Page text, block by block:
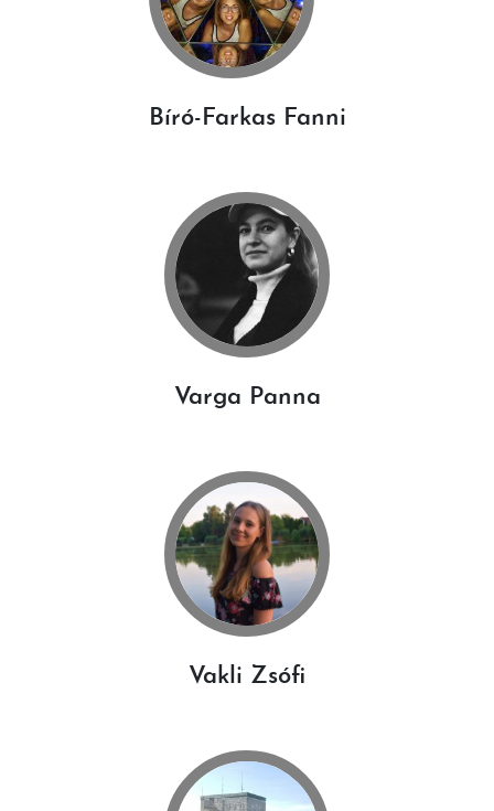
Bíró-Farkas Fanni
Varga Panna
Vakli Zsófi